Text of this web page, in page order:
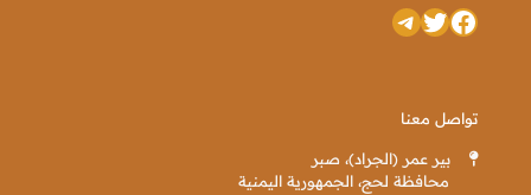
فيسبوك
تويترتيليجرام
تواصل معنا
بير عمر (الجراد)، صبر
محافظة لحج، الجمهورية اليمنية